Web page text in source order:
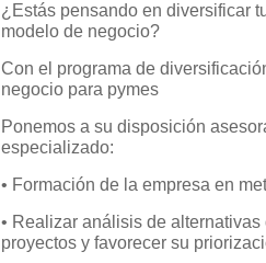
¿Estás pensando en diversificar
modelo de negocio?
Con el programa de
negocio para pymes
Ponemos a su disposición
especializado:
• Formación de la empresa en
• Realizar análisis de
proyectos y favorecer su